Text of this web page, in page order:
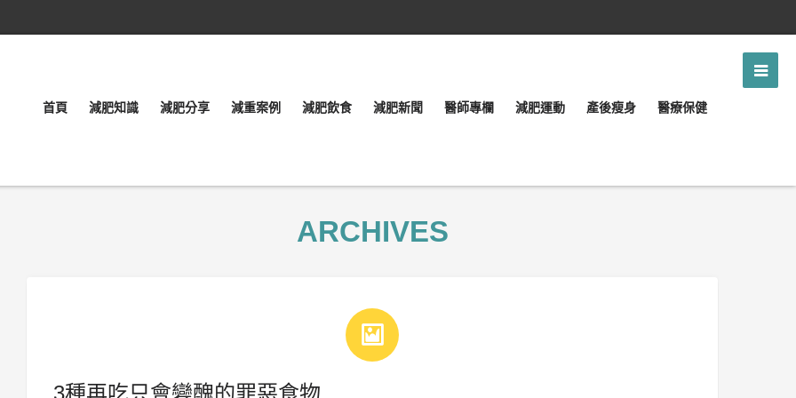
首頁 減肥知識 減肥分享 減重案例 減肥飲食 減肥新聞 醫師專欄 減肥運動 產後瘦身 醫療保健
ARCHIVES
3種再吃只會變醜的罪惡食物